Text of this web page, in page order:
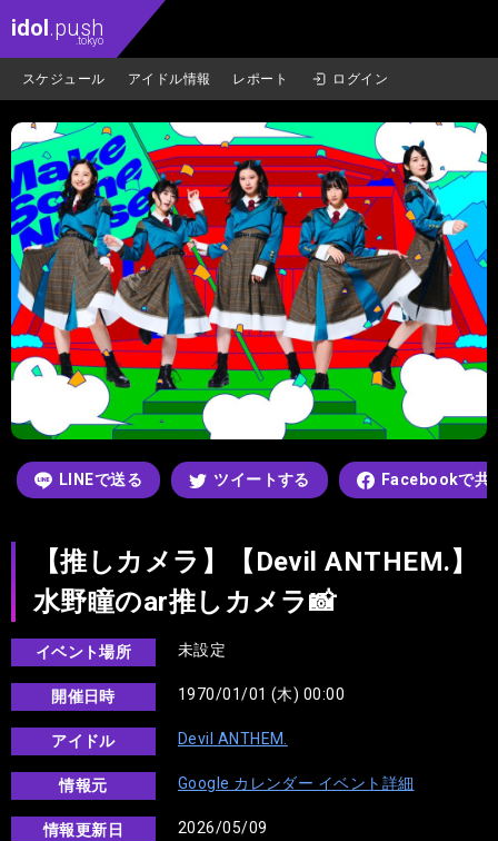
idol.push
.tokyo
スケジュール アイドル情報 レポート ログイン
LINEで送る ツイートする Facebookで共
【推しカメラ】【Devil ANTHEM.】
水野瞳のar推しカメラ📸
イベント場所 未設定
開催日時 1970/01/01 (木) 00:00
アイドル Devil ANTHEM.
情報元 Google カレンダー イベント詳細
情報更新日 2026/05/09